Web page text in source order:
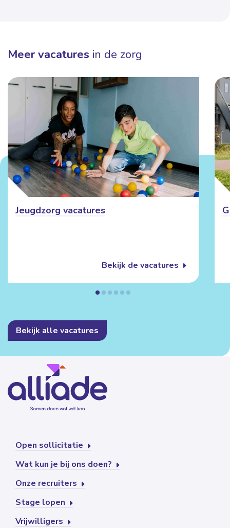
Meer vacatures in de zorg
Jeugdzorg vacatures
Bekijk de vacatures
Bekijk alle vacatures
Open sollicitatie
Wat kun je bij ons doen?
Onze recruiters
Stage lopen
Vrijwilligers